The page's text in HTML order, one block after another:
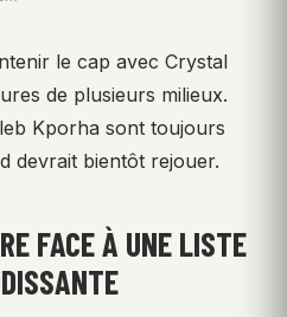
le cap avec Crystal
de plusieurs milieux.
Kporha sont toujours
devrait bientôt rejouer.
FACE À UNE LISTE